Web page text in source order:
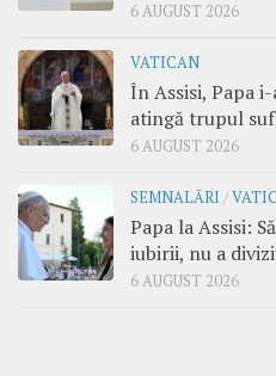
6 AUGUST 2026
VATICAN
În Assisi, Papa
atingă trupul
6 AUGUST 2026
SEMNALĂRI /
Papa la Assisi:
iubirii, nu a
6 AUGUST 2026